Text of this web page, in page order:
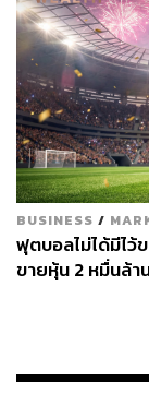
BUSINESS /
ฟุตบอลไม่ได้มีไว้
ขายหุ้น 2 หมื่นล้า